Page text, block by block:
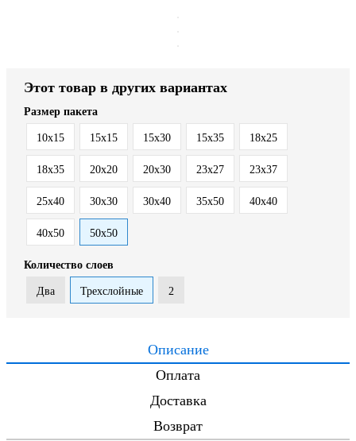
Этот товар в других вариантах
Размер пакета
10x15 15x15 15x30 15x35 18x25
18x35 20x20 20x30 23x27 23x37
25x40 30x30 30x40 35x50 40x40
40x50 50x50
Количество слоев
Два Трехслойные 2
Описание
Оплата
Доставка
Возврат